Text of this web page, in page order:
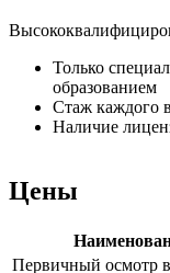
Только
образованием
Стаж каждого
Наличие
Цены
Первичный осмотр